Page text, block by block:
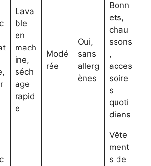
Lava
ble
en
mach
ine,
séch
age
rapid
e
Modé
rée
Oui,
sans
allerg
ènes
Bonn
ets,
chau
ssons
,
acces
soire
s
quoti
diens
Vête
ment
s de